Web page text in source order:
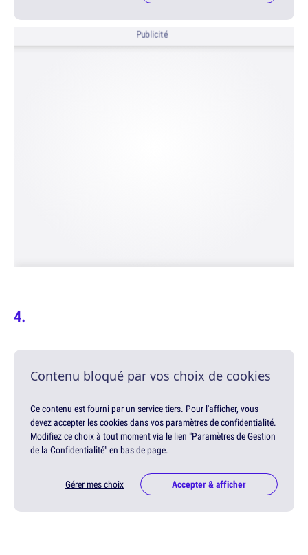
Publicité
Contenu bloqué par vos choix de cookies
Ce contenu est fourni par un service tiers. Pour l'afficher, vous
devez accepter les cookies dans vos paramètres de confidentialité.
Modifiez ce choix à tout moment via le lien "Paramètres de Gestion
de la Confidentialité" en bas de page.
Gérer mes choix Accepter & afficher